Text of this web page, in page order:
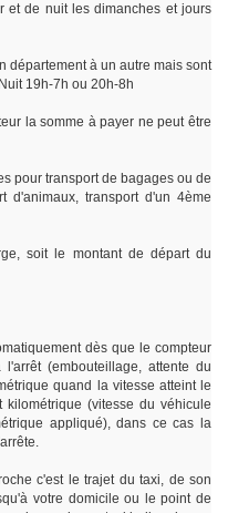
de nuit les dimanches et jours
département à un autre mais sont
19h-7h ou 20h-8h
la somme à payer ne peut être
pour transport de bagages ou de
d'animaux, transport d'un 4ème
soit le montant de départ du
dès que le compteur
(embouteillage, attente du
quand la vitesse atteint le
(vitesse du véhicule
appliqué), dans ce cas la
c'est le trajet du taxi, de son
votre domicile ou le point de